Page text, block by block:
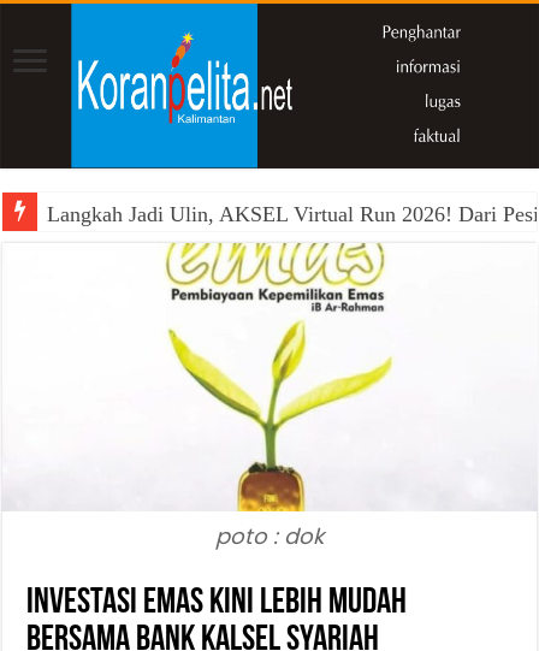
Langkah Jadi Ulin, AKSEL Virtual Run 2026! Dari
poto : dok
Investasi Emas Kini Lebih Mudah
Bersama Bank Kalsel Syariah